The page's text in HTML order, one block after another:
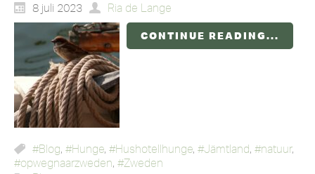
8 juli 2023 Ria de Lange
CONTINUE READING...
#Blog, #Hunge, #Hushotellhunge, #Jämtland, #natuur,
#opwegnaarzweden, #Zweden